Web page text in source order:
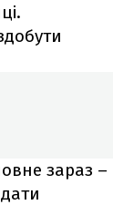
зараз –